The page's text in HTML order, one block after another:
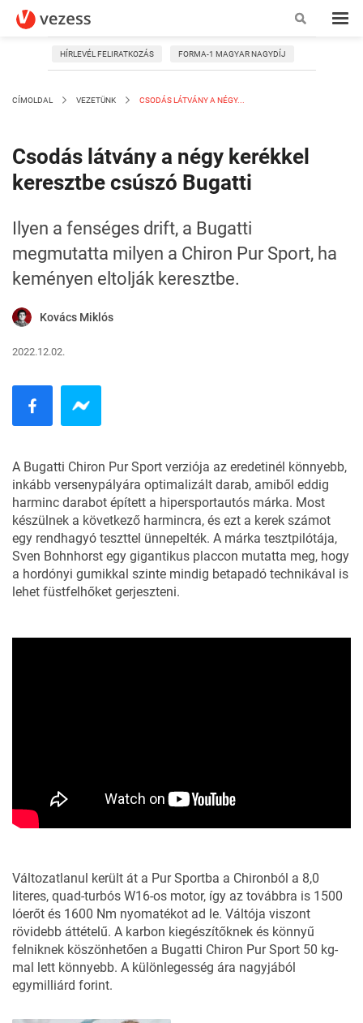
HÍRLEVÉL FELIRATKOZÁS FORMA-1 MAGYAR NAGYDÍJ
CÍMOLDAL VEZETÜNK CSODÁS LÁTVÁNY A NÉGY...
Csodás látvány a négy kerékkel
keresztbe csúszó Bugatti
Ilyen a fenséges drift, a Bugatti
megmutatta milyen a Chiron Pur Sport, ha
keményen eltolják keresztbe.
Kovács Miklós
2022.12.02.
A Bugatti Chiron Pur Sport verziója az eredetinél könnyebb,
inkább versenypályára optimalizált darab, amiből eddig
harminc darabot épített a hipersportautós márka. Most
készülnek a következő harmincra, és ezt a kerek számot
egy rendhagyó teszttel ünnepelték. A márka tesztpilótája,
Sven Bohnhorst egy gigantikus placcon mutatta meg, hogy
a hordónyi gumikkal szinte mindig betapadó technikával is
lehet füstfelhőket gerjeszteni.
Változatlanul került át a Pur Sportba a Chironból a 8,0
literes, quad-turbós W16-os motor, így az továbbra is 1500
lóerőt és 1600 Nm nyomatékot ad le. Váltója viszont
rövidebb áttételű. A karbon kiegészítőknek és könnyű
felniknek köszönhetően a Bugatti Chiron Pur Sport 50 kg-
mal lett könnyebb. A különlegesség ára nagyjából
egymilliárd forint.